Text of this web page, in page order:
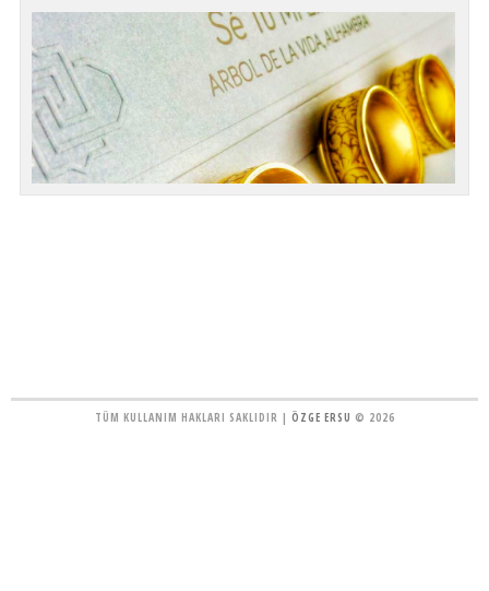
TÜM KULLANIM HAKLARI SAKLIDIR | ÖZGE ERSU © 2026